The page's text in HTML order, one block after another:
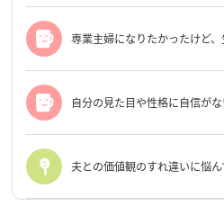
専業主婦になりたかったけど、
自分の見た目や性格に自信が
夫との価値観のすれ違いに悩